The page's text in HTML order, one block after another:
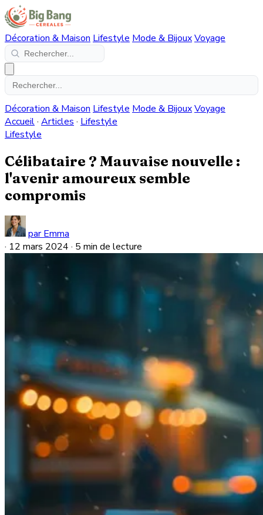
Décoration & Maison Lifestyle Mode & BijouxVoyage
Décoration & Maison Lifestyle Mode & BijouxVoyage
Accueil· Articles · Lifestyle
Lifestyle
Célibataire ? Mauvaise nouvelle :
l'avenir amoureux semble
compromis
par Emma
· 12 mars 2024 · 5 min de lecture